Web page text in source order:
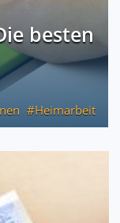
besten
Heimarbeit